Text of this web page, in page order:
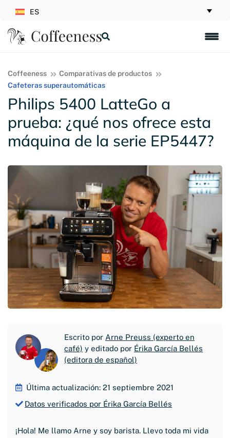
ES
Coffeeness
Comparativas de productos
Cafeteras superautomáticas
Philips 5400 LatteGo a
prueba: ¿qué nos ofrece esta
máquina de la serie EP5447?
Escrito por Arne Preuss (experto en
café) y editado por Érika García Bellés
(editora de español)
Última actualización: 21 septiembre 2021
Datos verificados por Érika García Bellés
¡Hola! Me llamo Arne y soy barista. Llevo toda mi vida